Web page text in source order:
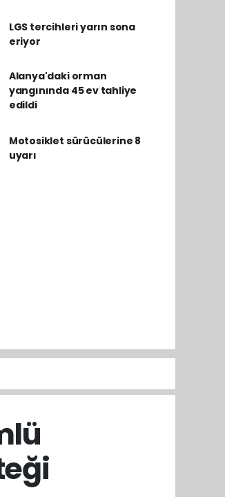
LGS tercihleri yarın sona
eriyor
Alanya'daki orman
yangınında 45 ev tahliye
edildi
Motosiklet sürücülerine 8
uyarı